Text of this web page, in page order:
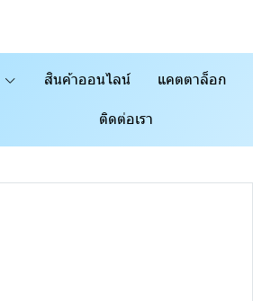
สินค้าออนไลน์ แคตตาล็อก
ติดต่อเรา